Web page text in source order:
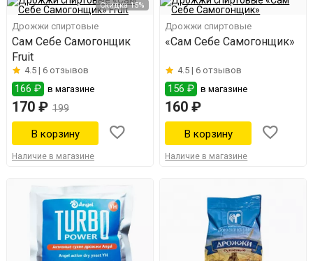
Скидка 15%
Дрожжи спиртовые
Сам Себе Самогонщик
Fruit
4.5 | 6 отзывов
166 ₽ в магазине
170 ₽ 199
Наличие в магазине
Дрожжи спиртовые
«Сам Себе Самогонщик»
4.5 |6 отзывов
156 ₽ в магазине
160 ₽
Наличие в магазине